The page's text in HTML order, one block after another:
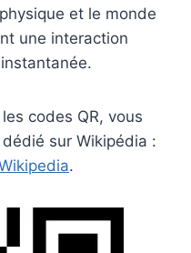
et le monde
une interaction
codes QR, vous
sur Wikipédia :
.